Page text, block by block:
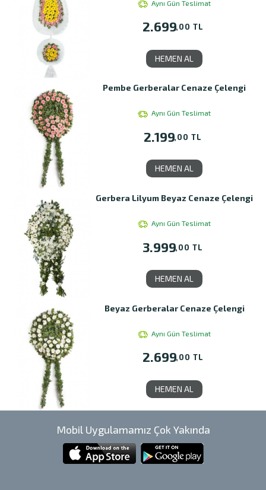
Aynı Gün Teslimat
2.699,00 TL
HEMEN AL
Pembe Gerberalar Cenaze Çelengi
Aynı Gün Teslimat
2.199,00 TL
HEMEN AL
Gerbera Lilyum Beyaz Cenaze Çelengi
Aynı Gün Teslimat
3.999,00 TL
HEMEN AL
Beyaz Gerberalar Cenaze Çelengi
Aynı Gün Teslimat
2.699,00 TL
HEMEN AL
Mobil Uygulamamız Çok Yakında